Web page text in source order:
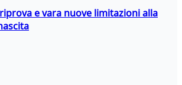
e vara nuove limitazioni alla